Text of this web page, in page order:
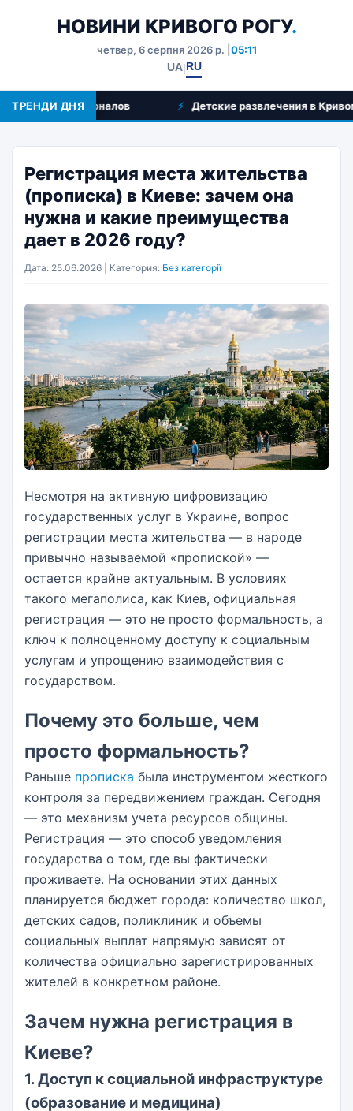
НОВИНИ КРИВОГО РОГУ.
четвер, 6 серпня 2026 р. | 05:11
UA|RU
ТРЕНДИ ДНЯ Детские развлечения в Кривом Роге:
Регистрация места жительства
(прописка) в Киеве: зачем она
нужна и какие преимущества
дает в 2026 году?
Дата: 25.06.2026 | Категория: Без категорії
Несмотря на активную цифровизацию
государственных услуг в Украине, вопрос
регистрации места жительства — в народе
привычно называемой «пропиской» —
остается крайне актуальным. В условиях
такого мегаполиса, как Киев, официальная
регистрация — это не просто формальность, а
ключ к полноценному доступу к социальным
услугам и упрощению взаимодействия с
государством.
Почему это больше, чем
просто формальность?
Раньше прописка была инструментом жесткого
контроля за передвижением граждан. Сегодня
— это механизм учета ресурсов общины.
Регистрация — это способ уведомления
государства о том, где вы фактически
проживаете. На основании этих данных
планируется бюджет города: количество школ,
детских садов, поликлиник и объемы
социальных выплат напрямую зависят от
количества официально зарегистрированных
жителей в конкретном районе.
Зачем нужна регистрация в
Киеве?
1. Доступ к социальной инфраструктуре
(образование и медицина)